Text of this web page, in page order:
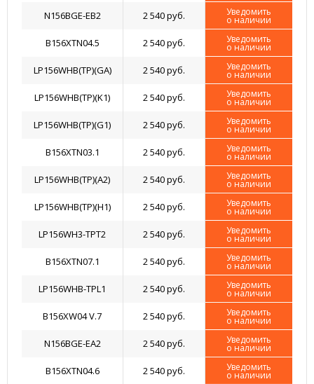
N156BGE-EB2 2 540 руб. Уведомить
о наличии
B156XTN04.5 2 540 руб. Уведомить
о наличии
LP156WHB(TP)(GA) 2 540 руб. Уведомить
о наличии
LP156WHB(TP)(K1) 2 540 руб. Уведомить
о наличии
LP156WHB(TP)(G1) 2 540 руб. Уведомить
о наличии
B156XTN03.1 2 540 руб. Уведомить
о наличии
LP156WHB(TP)(A2) 2 540 руб. Уведомить
о наличии
LP156WHB(TP)(H1) 2 540 руб. Уведомить
о наличии
LP156WH3-TPT2 2 540 руб. Уведомить
о наличии
B156XTN07.1 2 540 руб. Уведомить
о наличии
LP156WHB-TPL1 2 540 руб. Уведомить
о наличии
B156XW04 V.7 2 540 руб. Уведомить
о наличии
N156BGE-EA2 2 540 руб. Уведомить
о наличии
B156XTN04.6 2 540 руб. Уведомить
о наличии